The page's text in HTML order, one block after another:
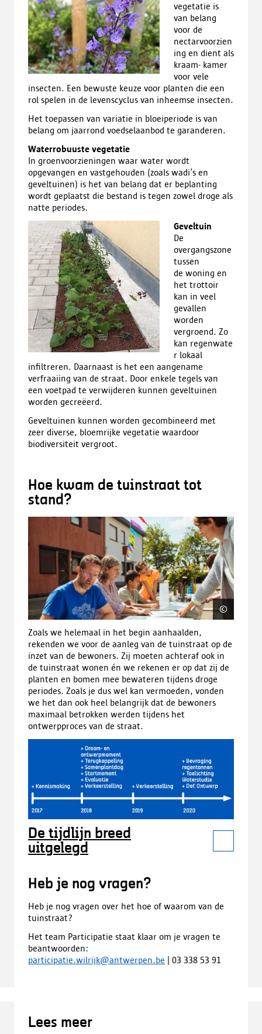
vegetatie is
van belang
voor de
nectarvoorzien
ing en dient als
kraam- kamer
voor vele
insecten. Een bewuste keuze voor planten die een
rol spelen in de levenscyclus van inheemse insecten.
Het toepassen van variatie in bloeiperiode is van
belang om jaarrond voedselaanbod te garanderen.
Waterrobuuste vegetatie
In groenvoorzieningen waar water wordt
opgevangen en vastgehouden (zoals wadi’s en
geveltuinen) is het van belang dat er beplanting
wordt geplaatst die bestand is tegen zowel droge als
natte periodes.
Geveltuin
De
overgangszone
tussen
de woning en
het trottoir
kan in veel
gevallen
worden
vergroend. Zo
kan regenwate
r lokaal
infiltreren. Daarnaast is het een aangename
verfraaiing van de straat. Door enkele tegels van
een voetpad te verwijderen kunnen geveltuinen
worden gecreëerd.
Geveltuinen kunnen worden gecombineerd met
zeer diverse, bloemrijke vegetatie waardoor
biodiversiteit vergroot.
Hoe kwam de tuinstraat tot
stand?
©
Zoals we helemaal in het begin aanhaalden,
rekenden we voor de aanleg van de tuinstraat op de
inzet van de bewoners. Zij moeten achteraf ook in
de tuinstraat wonen én we rekenen er op dat zij de
planten en bomen mee bewateren tijdens droge
periodes. Zoals je dus wel kan vermoeden, vonden
we het dan ook heel belangrijk dat de bewoners
maximaal betrokken werden tijdens het
ontwerpproces van de straat.
De tijdlijn breed
uitgelegd
Heb je nog vragen?
Heb je nog vragen over het hoe of waarom van de
tuinstraat?
Het team Participatie staat klaar om je vragen te
beantwoorden:
participatie.wilrijk@antwerpen.be | 03 338 53 91
Lees meer